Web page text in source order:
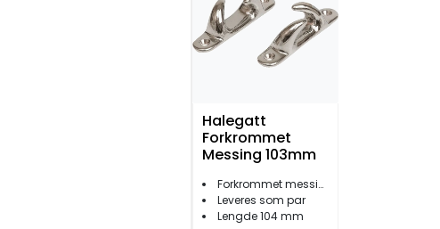
Halegatt
Forkrommet
Messing 103mm
Forkrommet messing
Leveres som par
Lengde 104 mm